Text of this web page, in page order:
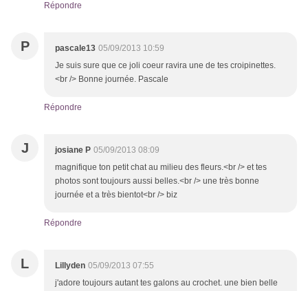
Répondre
P pascale13 05/09/2013 10:59
Je suis sure que ce joli coeur ravira une de tes croipinettes.
<br /> Bonne journée. Pascale
Répondre
J josiane P 05/09/2013 08:09
magnifique ton petit chat au milieu des fleurs.<br /> et tes
photos sont toujours aussi belles.<br /> une très bonne
journée et a très bientot<br /> biz
Répondre
L Lillyden 05/09/2013 07:55
j'adore toujours autant tes galons au crochet. une bien belle